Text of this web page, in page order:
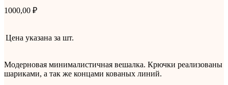
1000,00 ₽
Цена указана за шт.
Модерновая минималистичная вешалка. Крючки реализованы
шариками, а так же концами кованых линий.